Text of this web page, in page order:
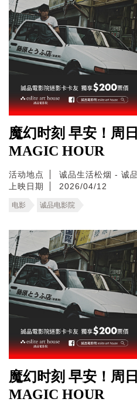
魔幻时刻 早安！周
MAGIC HOUR
活动地点
诚品生活松烟 - 诚
上映日期
2026/04/12
电影 诚品电影院
魔幻时刻 早安！周
MAGIC HOUR